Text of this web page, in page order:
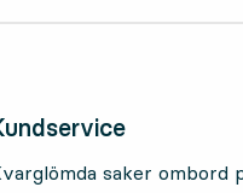
saker ombord